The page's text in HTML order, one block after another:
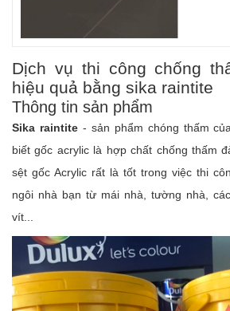
Dịch vụ thi công chống
hiệu quả bằng sika raintite
Thông tin sản phẩm
Sika raintite- sản phẩm chóng thấm
biết gốc acrylic là hợp chất chống thấm
sệt gốc Acrylic rất là tốt trong việc thi
ngôi nhà bạn từ mái nhà, tường nhà,
vít...